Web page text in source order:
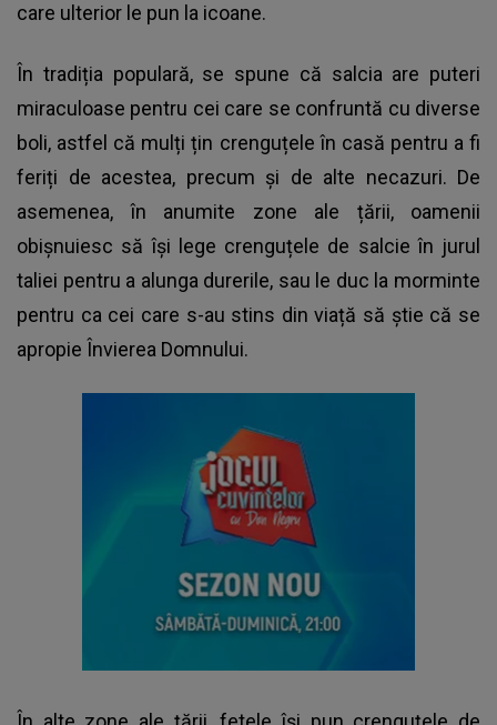
care ulterior le pun la icoane.
În tradiția populară, se spune că salcia are puteri
miraculoase pentru cei care se confruntă cu diverse
boli, astfel că mulți țin crenguțele în casă pentru a fi
feriți de acestea, precum și de alte necazuri. De
asemenea, în anumite zone ale țării, oamenii
obișnuiesc să își lege crenguțele de salcie în jurul
taliei pentru a alunga durerile, sau le duc la morminte
pentru ca cei care s-au stins din viață să știe că se
apropie Învierea Domnului.